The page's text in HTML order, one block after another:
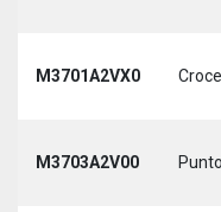
M3701A2VX0 Croce
M3703A2V00 Punto